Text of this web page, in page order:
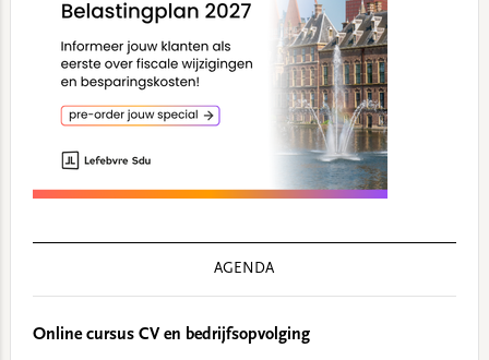
AGENDA
Online cursus CV en bedrijfsopvolging